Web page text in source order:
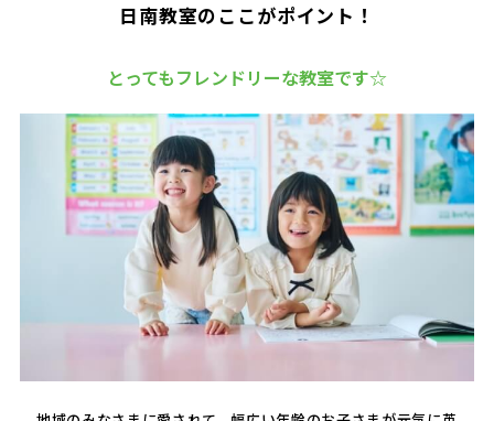
日南教室のここがポイント！
とってもフレンドリーな教室です☆